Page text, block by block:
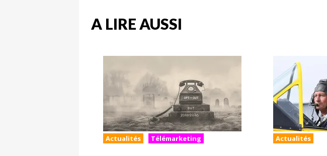
A LIRE AUSSI
Actualités Télémarketing Actualités